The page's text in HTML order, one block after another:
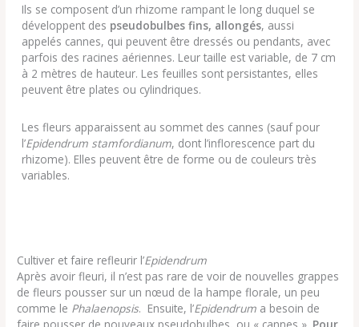
Ils se composent d’un rhizome rampant le long duquel se
développent des pseudobulbes fins, allongés, aussi
appelés cannes, qui peuvent être dressés ou pendants, avec
parfois des racines aériennes. Leur taille est variable, de 7 cm
à 2 mètres de hauteur. Les feuilles sont persistantes, elles
peuvent être plates ou cylindriques.
Les fleurs apparaissent au sommet des cannes (sauf pour
l’Epidendrum stamfordianum, dont l’inflorescence part du
rhizome). Elles peuvent être de forme ou de couleurs très
variables.
Cultiver et faire refleurir l’Epidendrum
Après avoir fleuri, il n’est pas rare de voir de nouvelles grappes
de fleurs pousser sur un nœud de la hampe florale, un peu
comme le Phalaenopsis. Ensuite, l’Epidendrum a besoin de